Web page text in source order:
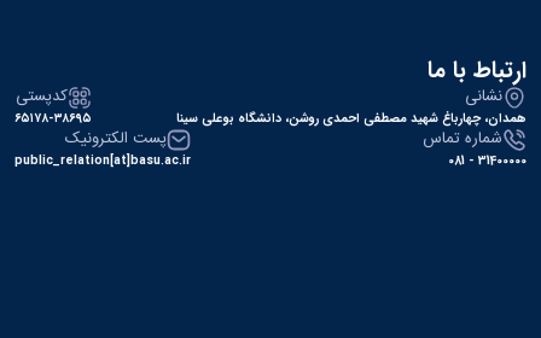
ارتباط با ما
نشانی
همدان، چهارباغ شهید مصطفی احمدی روشن، دانشگاه بوعلی سینا
کدپستی
۶۵۱۷۸-۳۸۶۹۵
شماره تماس
31400000 - 081
پست الکترونیک
public_relation[at]basu.ac.ir